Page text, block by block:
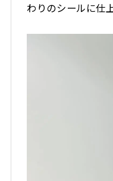
わりのシールに仕